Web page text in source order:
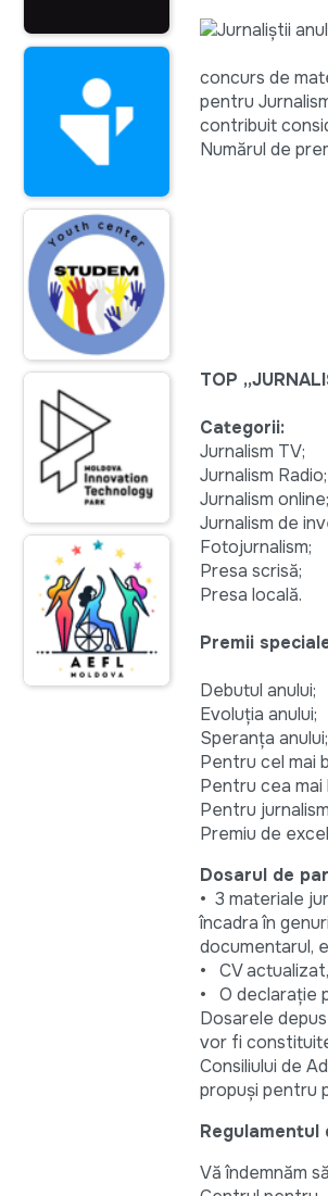
concurs de
pentru
contribuit
Numărul de
TOP
Categorii:
Jurnalism TV;
Jurnalism Radio;
Jurnalism online;
Jurnalism de
Fotojurnalism;
Presa scrisă;
Presa locală.
Premii
Debutul anului;
Evoluția anului;
Speranța anului;
Pentru cel mai
Pentru cea mai
Pentru
Premiu de
Dosarul de
• 3 materiale
încadra în
documentarul,
• CV
• O declarație
Dosarele
vor fi
Consiliului de
propuși pentru
Vă îndemnăm